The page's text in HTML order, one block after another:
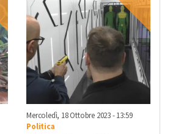
Mercoledì, 18 Ottobre 2023 - 13:59
Politica